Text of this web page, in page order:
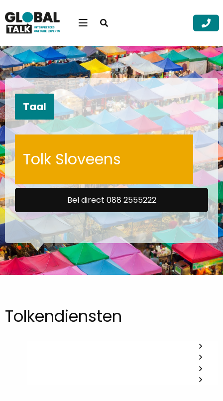
Open
Zoek
Zoek
Taal
Tolk Sloveens
Bel direct 088 2555222
Tolkendiensten